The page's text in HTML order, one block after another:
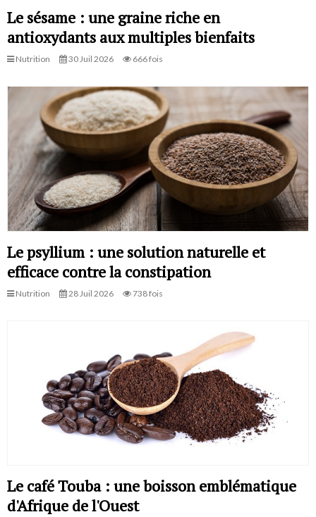
Le sésame : une graine riche en
antioxydants aux multiples bienfaits
Nutrition 30 Juil 2026 666 fois
Le psyllium : une solution naturelle et
efficace contre la constipation
Nutrition 28 Juil 2026 738 fois
Le café Touba : une boisson emblématique
d'Afrique de l'Ouest